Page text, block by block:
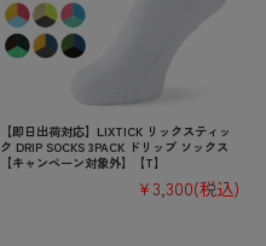
【即日出荷対応】LIXTICK リックスティッ
ク DRIP SOCKS 3PACK ドリップ ソックス
【キャンペーン対象外】【T】
¥3,300(税込)